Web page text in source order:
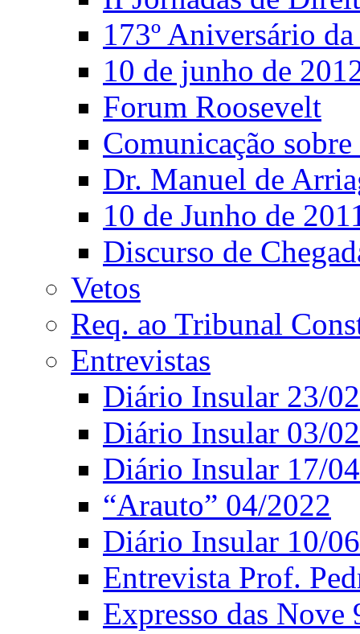
173º Aniversário
10 de junho de
Forum Roosevelt
Comunicação
Dr. Manuel de
10 de Junho de
Discurso de
Vetos
Req. ao Tribunal
Entrevistas
Diário Insular 23/
Diário Insular 03/
Diário Insular 17/
“Arauto” 04/2022
Diário Insular 10/
Entrevista Prof.
Expresso das Nove